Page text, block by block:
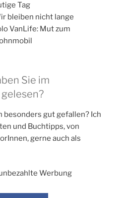
Tag
bleiben nicht lange
VanLife: Mut zum
Sie im
besonders gut gefallen? Ich
und Buchtipps, von
gerne auch als
Werbung